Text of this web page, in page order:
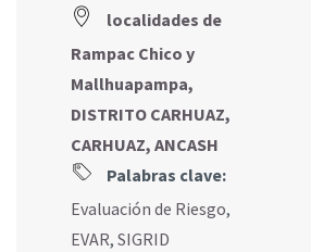
localidades de
Rampac Chico y
Mallhuapampa,
DISTRITO CARHUAZ,
CARHUAZ, ANCASH
Palabras clave:
Evaluación de Riesgo,
EVAR, SIGRID